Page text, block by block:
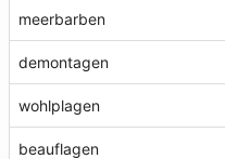
meerbarben
demontagen
wohlplagen
beauflagen